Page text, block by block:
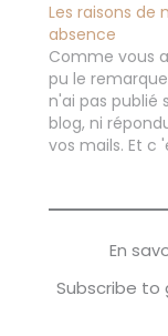
anti-
naturel le
Bon
entre-temps
de la part de
Parakito, des
bracelets pour
limitée que je
Les raisons de
absence
Comme vous
pu le
n'ai pas publié
blog, ni
vos mails. Et c
Mais j'ai eu
écrire est pour
devenu au fil
années une
En
Subscribe